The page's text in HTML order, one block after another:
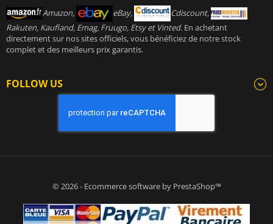
Amazon,
eBay,
Cdiscount,
Rakuten, Kaufland, Emag, Fruugo, Etsy et Vinted. En achetant
directement sur nos sites officiels, vous bénéficiez de notre stock
complet et des meilleurs prix garantis.
FOLLOW US
© 2026 - Ecommerce software by PrestaShop™